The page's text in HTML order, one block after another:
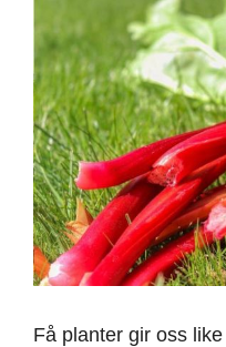
Få planter gir oss